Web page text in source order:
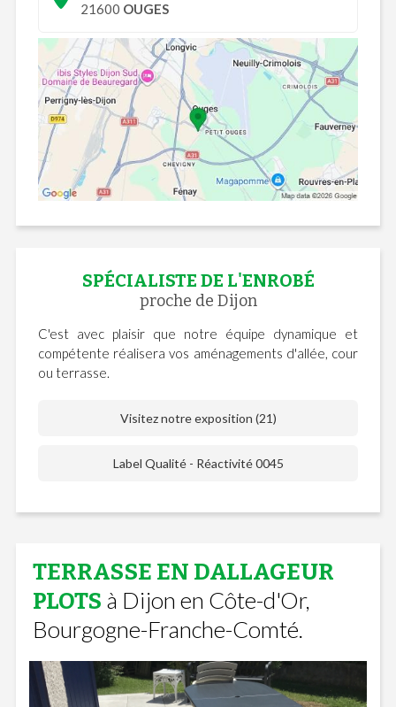
21600 OUGES
SPÉCIALISTE DE L'ENROBÉ
proche de Dijon
C'est avec plaisir que notre équipe dynamique et
compétente réalisera vos aménagements d'allée, cour
ou terrasse.
Visitez notre exposition (21)
Label Qualité - Réactivité 0045
TERRASSE EN DALLAGEUR
PLOTS à Dijon en Côte-d'Or,
Bourgogne-Franche-Comté.